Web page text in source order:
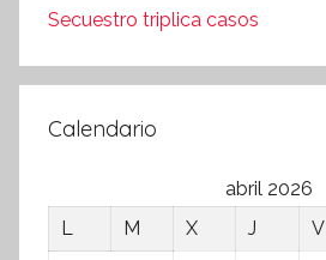
Secuestro triplica casos
Calendario
abril 2026
L
M X J V